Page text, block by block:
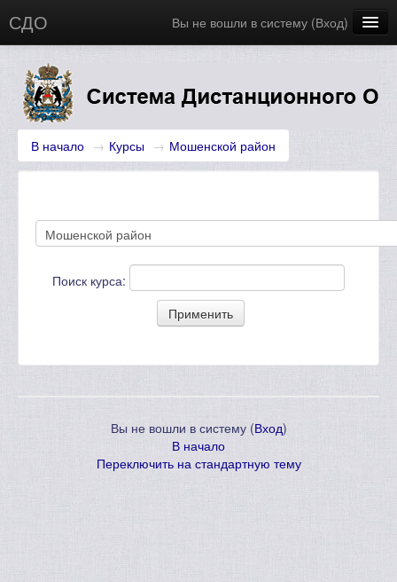
СДО Вы не вошли в систему (Вход)
Новости
Русский (ru)
В начало → Курсы → Мошенской район‎
Поиск курса:
Вы не вошли в систему (Вход)
В начало
Переключить на стандартную тему